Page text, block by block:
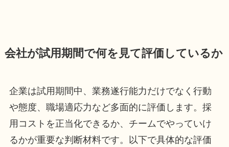
会社が試用期間で何を見て評価しているか
企業は試用期間中、業務遂行能力だけでなく行動
や態度、職場適応力など多面的に評価します。採
用コストを正当化できるか、チームでやっていけ
るかが重要な判断材料です。以下で具体的な評価